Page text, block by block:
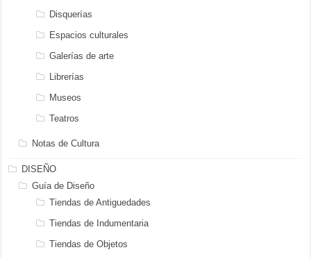
Disquerías
Espacios culturales
Galerías de arte
Librerías
Museos
Teatros
Notas de Cultura
DISEÑO
Guía de Diseño
Tiendas de Antiguedades
Tiendas de Indumentaria
Tiendas de Objetos